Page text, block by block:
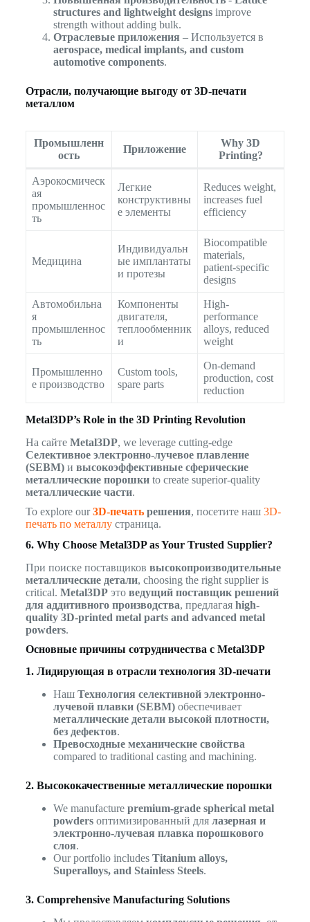
structures and lightweight designsimprove
strength without adding bulk.
Отраслевые приложения – Используется в
aerospace, medical implants, and custom
automotive components.
Отрасли, получающие выгоду от 3D-печати
металлом
Промышленн
ость
Приложение
Why 3D
Printing?
Аэрокосмическ
ая
промышленнос
ть
Легкие
конструктивны
е элементы
Reduces weight,
increases fuel
efficiency
Медицина
Индивидуальн
ые имплантаты
и протезы
Biocompatible
materials,
patient-specific
designs
Автомобильна
я
промышленнос
ть
Компоненты
двигателя,
теплообменник
и
High-
performance
alloys, reduced
weight
Промышленно
е производство
Custom tools,
spare parts
On-demand
production, cost
reduction
Metal3DP’s Role in the 3D Printing Revolution
На сайте Metal3DP, we leverage cutting-edge
Селективное электронно-лучевое плавление
(SEBM)и высокоэффективные сферические
металлические порошкиto create superior-quality
металлические части.
To explore our3D-печать решения, посетите наш 3D-
печать по металлустраница.
6. Why Choose Metal3DP as Your Trusted Supplier?
При поиске поставщиков высокопроизводительные
металлические детали, choosing the right supplier is
critical. Metal3DPэто ведущий поставщик решений
для аддитивного производства, предлагая high-
quality 3D-printed metal parts and advanced metal
powders.
Основные причины сотрудничества с Metal3DP
1. Лидирующая в отрасли технология 3D-печати
Наш Технология селективной электронно-
лучевой плавки (SEBM)обеспечивает
металлические детали высокой плотности,
без дефектов.
Превосходные механические свойства
compared to traditional casting and machining.
2. Высококачественные металлические порошки
We manufacture premium-grade spherical metal
powdersоптимизированный для лазерная и
электронно-лучевая плавка порошкового
слоя.
Our portfolio includes Titanium alloys,
Superalloys, and Stainless Steels.
3. Comprehensive Manufacturing Solutions